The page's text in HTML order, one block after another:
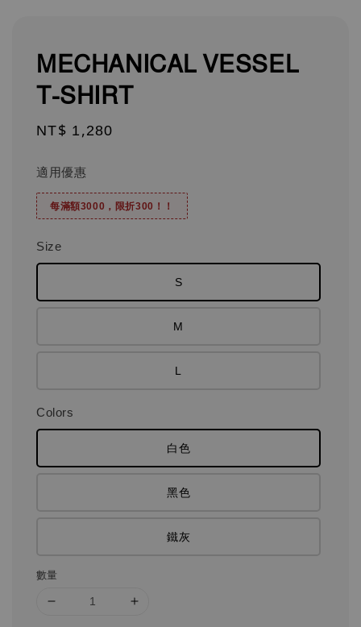
MECHANICAL VESSEL
T-SHIRT
Regular
NT$ 1,280
適用優惠
每滿額3000，限折300！！
Size
S
M
L
Colors
白色
黑色
鐵灰
數量